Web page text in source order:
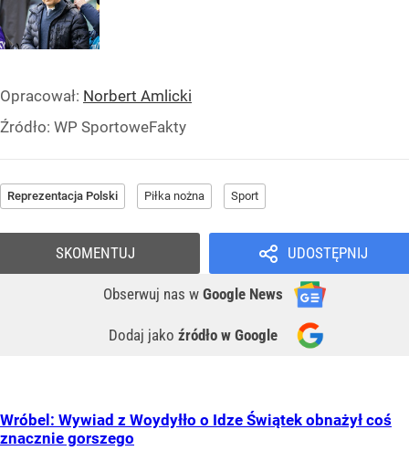
Opracował: Norbert Amlicki
Źródło: WP SportoweFakty
Reprezentacja Polski Piłka nożna Sport
UDOSTĘPNIJ
Obserwuj nas w Google News
Dodaj jako źródło w Google
SKOMENTUJ
Wróbel: Wywiad z Woydyłło o Idze Świątek obnażył coś
znacznie gorszego